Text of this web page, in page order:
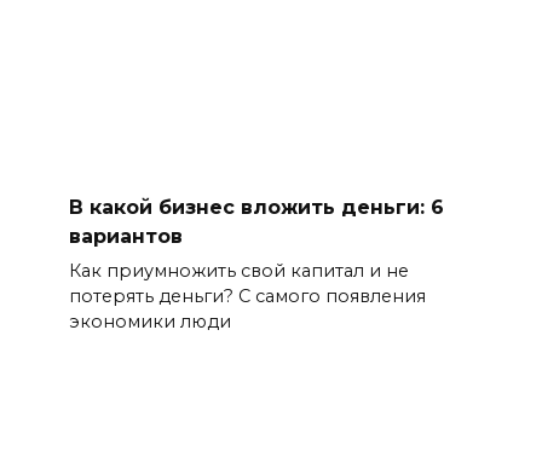
В какой бизнес вложить деньги: 6
вариантов
Как приумножить свой капитал и не
потерять деньги? С самого появления
экономики люди